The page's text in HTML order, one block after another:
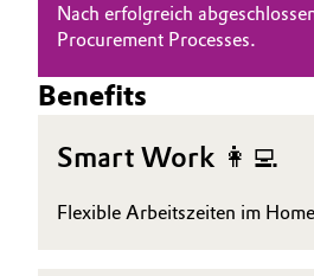
Food & Beverage
Allgemeine Verkaufs- und
Nach erfolgreich
Procurement Processes.
Benefits
Smart Work 👩‍💻
Flexible Arbeitszeiten im